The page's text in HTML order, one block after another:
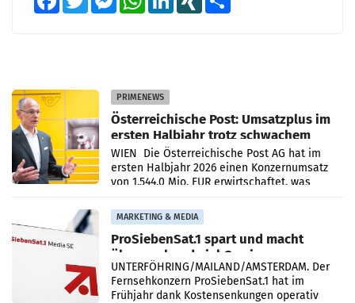
PRIMENEWS
Österreichische Post: Umsatzplus im
ersten Halbjahr trotz schwachem
Briefgeschäft
WIEN Die Österreichische Post AG hat im
ersten Halbjahr 2026 einen Konzernumsatz
von 1.544,0 Mio. EUR erwirtschaftet, was
einem Plus von 3,8 Prozent gegenüber dem
Vergleichszeitraum
MARKETING & MEDIA
ProSiebenSat.1 spart und macht
überraschend viel Gewinn
UNTERFÖHRING/MAILAND/AMSTERDAM. Der
Fernsehkonzern ProSiebenSat.1 hat im
Frühjahr dank Kostensenkungen operativ